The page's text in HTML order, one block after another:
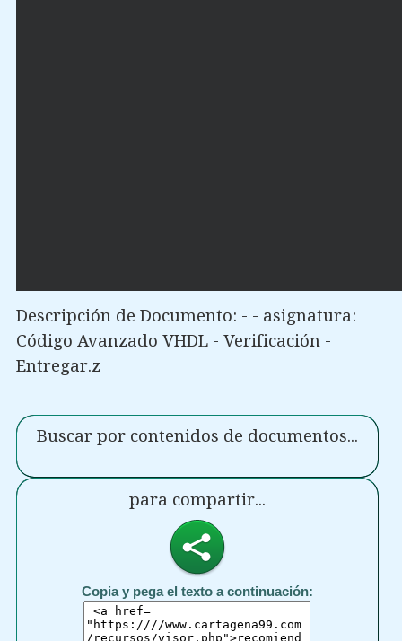
Descripción de Documento: - - asignatura:
Código Avanzado VHDL - Verificación -
Entregar.z
Buscar por contenidos de documentos...
para compartir...
Copia y pega el texto a continuación: